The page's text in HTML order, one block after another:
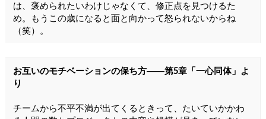
は、褒められたいわけじゃなくて、修正点を見つけるた
め。もうこの歳になると面と向かって怒られないからね
（笑）。
お互いのモチベーションの保ち方――第5章「一心同体」よ
り
チームから不平不満が出てくるときって、たいていかかわ